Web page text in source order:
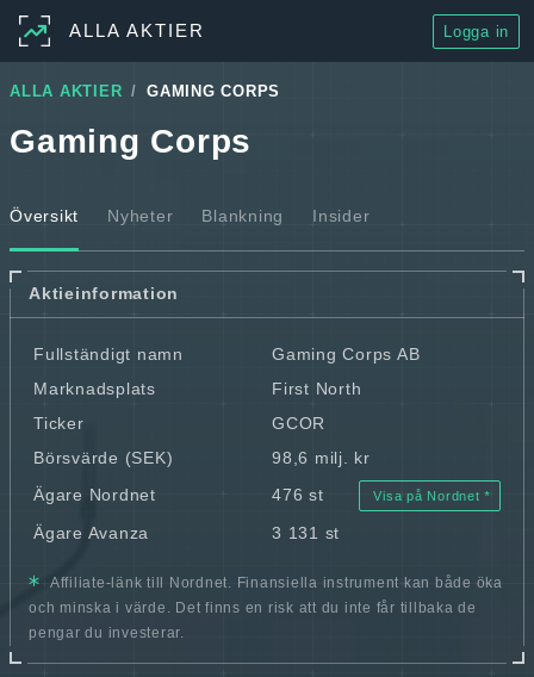
ALLA AKTIER Logga in
ALLA AKTIER GAMING CORPS
Gaming Corps
Översikt Nyheter Blankning Insider
Aktieinformation
Fullständigt namn
Gaming Corps AB
Marknadsplats
First North
Ticker
GCOR
Börsvärde (SEK)
98,6 milj. kr
Ägare Nordnet
476 st Visa på Nordnet
Ägare Avanza 3 131 st
Affiliate-länk till Nordnet. Finansiella instrument kan både öka
och minska i värde. Det finns en risk att du inte får tillbaka de
pengar du investerar.